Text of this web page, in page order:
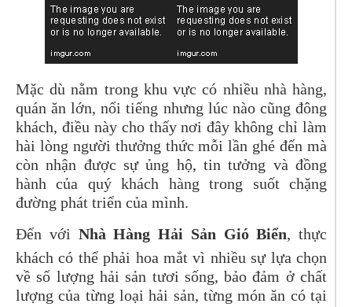
Mặc dù nằm trong khu vực có nhiều nhà hàng,
quán ăn lớn, nổi tiếng nhưng lúc nào cũng đông
khách, điều này cho thấy nơi đây không chỉ làm
hài lòng người thưởng thức mỗi lần ghé đến mà
còn nhận được sự ủng hộ, tin tưởng và đồng
hành của quý khách hàng trong suốt chặng
đường phát triển của mình.
Đến với Nhà Hàng Hải Sản Gió Biển, thực
khách có thể phải hoa mắt vì nhiều sự lựa chọn
về số lượng hải sản tươi sống, bảo đảm ở chất
lượng của từng loại hải sản, từng món ăn có tại